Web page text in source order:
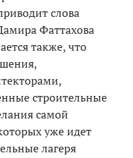
слова
Фаттахова
также, что
строительные
самой
уже идет
лагеря